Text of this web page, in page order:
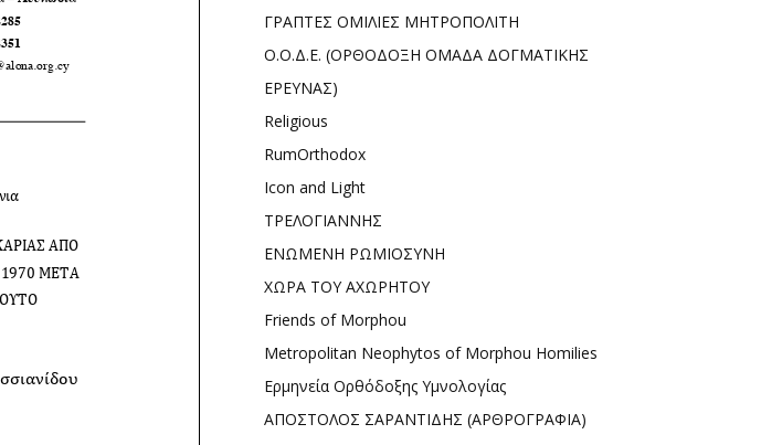
ΓΡΑΠΤΕΣ ΟΜΙΛΙΕΣ ΜΗΤΡΟΠΟΛΙΤΗ
Ο.Ο.Δ.Ε. (ΟΡΘΟΔΟΞΗ ΟΜΑΔΑ ΔΟΓΜΑΤΙΚΗΣ
ΕΡΕΥΝΑΣ)
Religious
RumOrthodox
Icon and Light
ΤΡΕΛΟΓΙΑΝΝΗΣ
ΕΝΩΜΕΝΗ ΡΩΜΙΟΣΥΝΗ
ΧΩΡΑ ΤΟΥ ΑΧΩΡΗΤΟΥ
Friends of Morphou
Metropolitan Neophytos of Morphou Homilies
Ερμηνεία Ορθόδοξης Υμνολογίας
ΑΠΟΣΤΟΛΟΣ ΣΑΡΑΝΤΙΔΗΣ (ΑΡΘΡΟΓΡΑΦΙΑ)